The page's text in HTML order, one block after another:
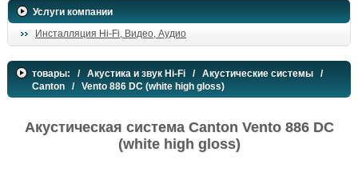
Услуги компании
Инсталляция Hi-Fi, Видео, Аудио
товары: / Акустика и звук Hi-Fi / Акустические системы /
Canton / Vento 886 DC (white high gloss)
Акустическая система Canton Vento 886 DC
(white high gloss)